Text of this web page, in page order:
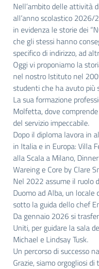
Nell’ambito delle attività
all’anno scolastico 2026/
in evidenza le storie dei
che gli stessi hanno
specifico di indirizzo, ad
Oggi vi proponiamo la
nel nostro Istituto nel
studenti che ha avuto più
La sua formazione
Molfetta, dove
del servizio impeccabile.
Dopo il diploma lavora in
in Italia e in Europa: Villa
alla Scala a Milano,
Wareing e Core by Clare
Nel 2022 assume il ruolo
Duomo ad Alba, un
sotto la guida dello chef
Da gennaio 2026 si
Uniti, per guidare la sala
Michael e Lindsay Tusk.
Un percorso di successo
Grazie, siamo orgogliosi di